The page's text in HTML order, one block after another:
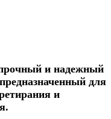
и надежный
для
и